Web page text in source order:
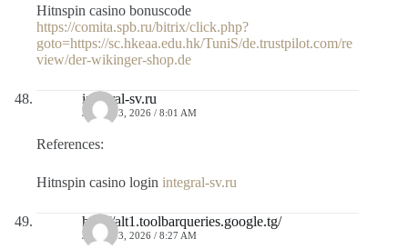
Hitnspin casino bonuscode
https://comita.spb.ru/bitrix/click.php?
goto=https://sc.hkeaa.edu.hk/TuniS/de.trustpilot.com/re
view/der-wikinger-shop.de
integral-sv.ru
JULIO 13, 2026 / 8:01 AM
References:
Hitnspin casino login integral-sv.ru
http://alt1.toolbarqueries.google.tg/
JULIO 13, 2026 / 8:27 AM